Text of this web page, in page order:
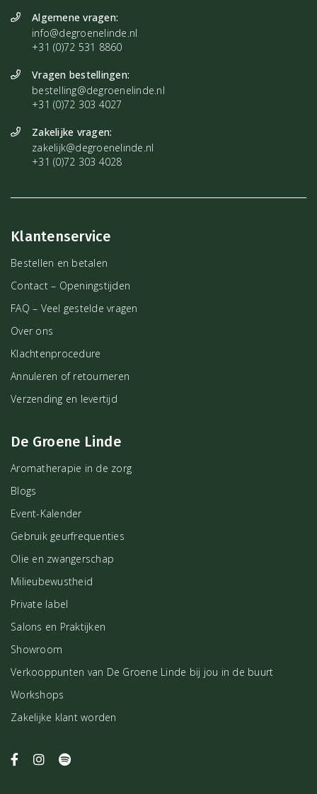
Algemene vragen:
info@degroenelinde.nl
+31 (0)72 531 8860
Vragen bestellingen:
bestelling@degroenelinde.nl
+31 (0)72 303 4027
Zakelijke vragen:
zakelijk@degroenelinde.nl
+31 (0)72 303 4028
Klantenservice
Bestellen en betalen
Contact – Openingstijden
FAQ – Veel gestelde vragen
Over ons
Klachtenprocedure
Annuleren of retourneren
Verzending en levertijd
De Groene Linde
Aromatherapie in de zorg
Blogs
Event-Kalender
Gebruik geurfrequenties
Olie en zwangerschap
Milieubewustheid
Private label
Salons en Praktijken
Showroom
Verkooppunten van De Groene Linde bij jou in de buurt
Workshops
Zakelijke klant worden